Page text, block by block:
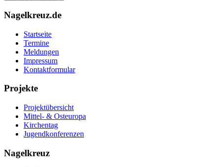
Nagelkreuz.de
Startseite
Termine
Meldungen
Impressum
Kontaktformular
Projekte
Projektübersicht
Mittel- & Osteuropa
Kirchentag
Jugendkonferenzen
Nagelkreuz